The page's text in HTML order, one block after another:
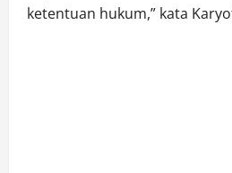
ketentuan hukum,” kata